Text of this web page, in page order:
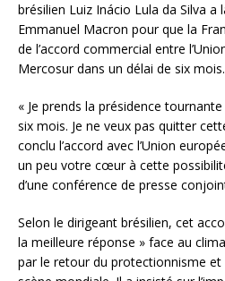
brésilien Luiz Inácio Lula da Silva a
Emmanuel Macron pour que la
de l’accord commercial entre
Mercosur dans un délai de six mois.
« Je prends la présidence
six mois. Je ne veux pas quitter
conclu l’accord avec l’Union
un peu votre cœur à cette
d’une conférence de presse
Selon le dirigeant brésilien, cet
la meilleure réponse » face au
par le retour du protectionnisme et